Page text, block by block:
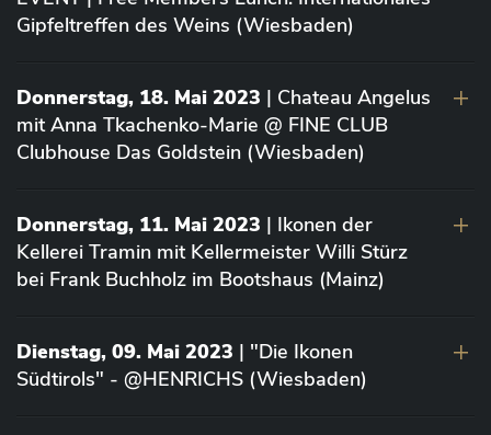
Gipfeltreffen des Weins (Wiesbaden)
Donnerstag, 18. Mai 2023 | Chateau Angelus
mit Anna Tkachenko-Marie @ FINE CLUB
Clubhouse Das Goldstein (Wiesbaden)
Donnerstag, 11. Mai 2023 | Ikonen der
Kellerei Tramin mit Kellermeister Willi Stürz
bei Frank Buchholz im Bootshaus (Mainz)
Dienstag, 09. Mai 2023 | "Die Ikonen
Südtirols" - @HENRICHS (Wiesbaden)